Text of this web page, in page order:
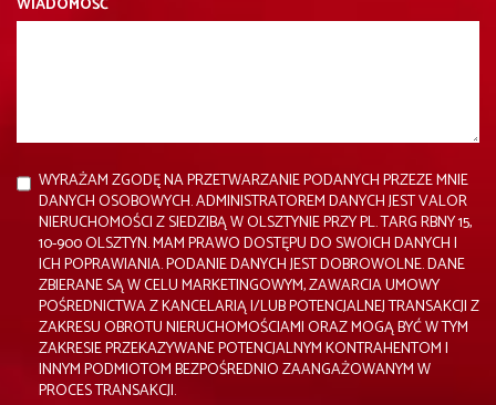
WYRAŻAM ZGODĘ NA PRZETWARZANIE PODANYCH PRZEZE MNIE
DANYCH OSOBOWYCH. ADMINISTRATOREM DANYCH JEST VALOR
NIERUCHOMOŚCI Z SIEDZIBĄ W OLSZTYNIE PRZY PL. TARG RBNY 15,
10-900 OLSZTYN. MAM PRAWO DOSTĘPU DO SWOICH DANYCH I
ICH POPRAWIANIA. PODANIE DANYCH JEST DOBROWOLNE. DANE
ZBIERANE SĄ W CELU MARKETINGOWYM, ZAWARCIA UMOWY
POŚREDNICTWA Z KANCELARIĄ I/LUB POTENCJALNEJ TRANSAKCJI Z
ZAKRESU OBROTU NIERUCHOMOŚCIAMI ORAZ MOGĄ BYĆ W TYM
ZAKRESIE PRZEKAZYWANE POTENCJALNYM KONTRAHENTOM I
INNYM PODMIOTOM BEZPOŚREDNIO ZAANGAŻOWANYM W
PROCES TRANSAKCJI.